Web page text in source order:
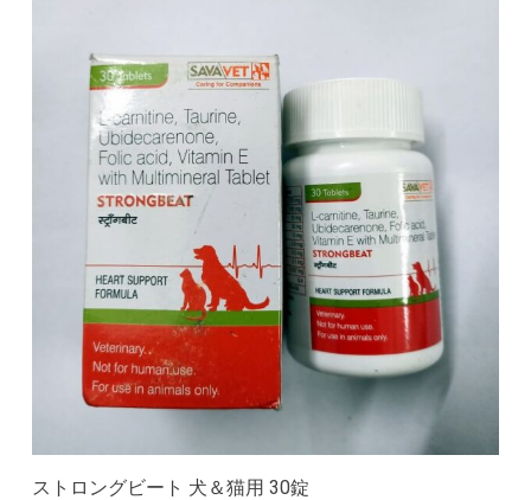
ストロングビート 犬＆猫用 30錠